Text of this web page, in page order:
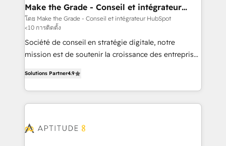
avec un engagement total, alignant processus
métiers et technologie, et guidant vos équipes à
travers le changement, tout en centrant vos objectifs
d’entreprise. Grâce à une méthodologie éprouvée
auprès de plus de 400 clients, nous comprenons
HubSpot dans votre organisation. Pour toute
question technique ou besoin de structuration de
votre projet HubSpot, contactez notre équipe pour
Make the Grade - Conseil et intégrateur
HubSpot
โดย Make the Grade - Conseil et intégrateur HubSpot
<10 การติดตั้ง
Société de conseil en stratégie digitale, notre
mission est de soutenir la croissance des entreprises
l'intégration CRM et le développement des revenus
auprès de vos comptes existants. En France et à
l'international, nous travaillons avec des ETI
delà d’une simple transformation digitale et des
Solutions Partner4.9